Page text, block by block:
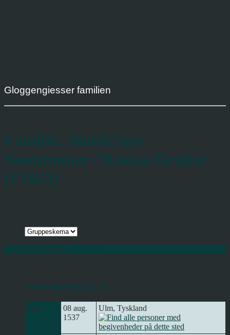
Gloggengiesser familien
Familie: Matth?aus
Neubronner / Rosina Gruber
(F1823)
Familieoplysninger |
Matth?aus Neubronner
Født
08 aug.
1537
Ulm, Tyskland